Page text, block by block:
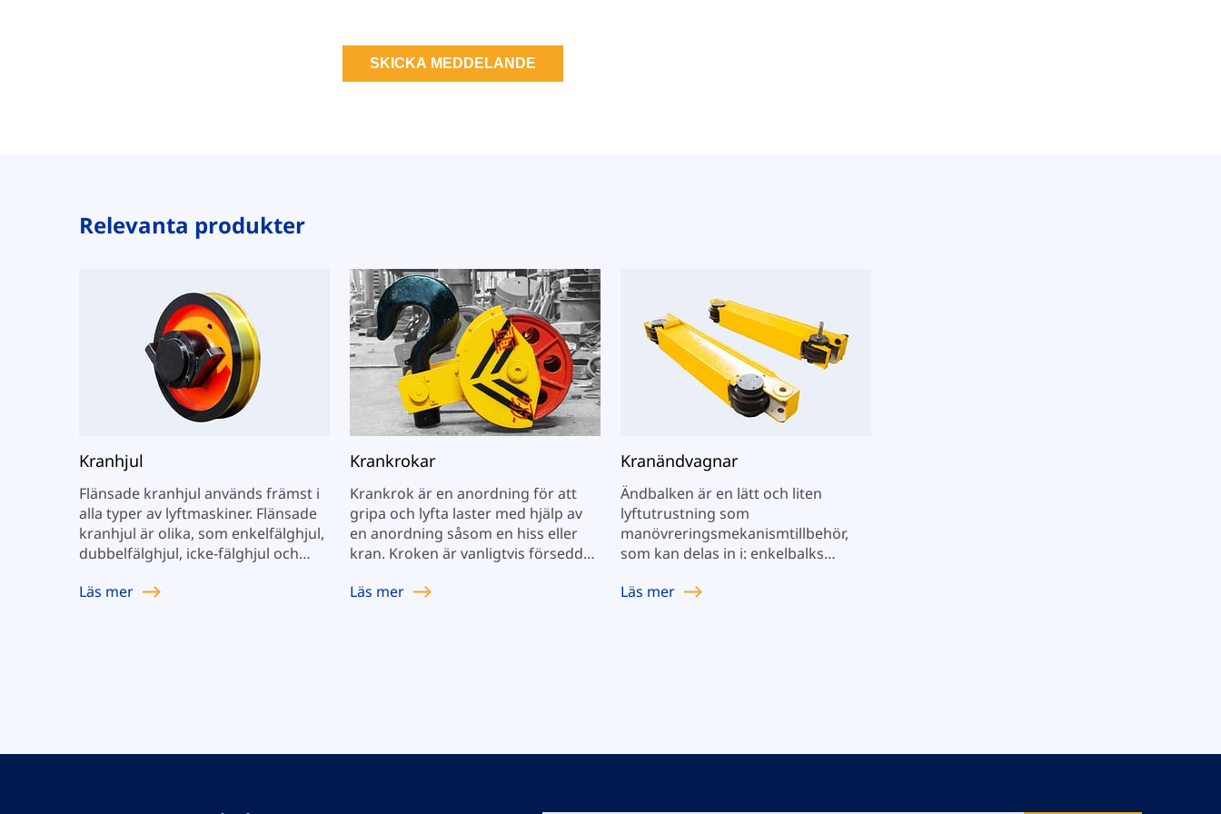
SKICKA MEDDELANDE
Relevanta produkter
Kranhjul
Flänsade kranhjul används främst i
alla typer av lyftmaskiner. Flänsade
kranhjul är olika, som enkelfälghjul,
dubbelfälghjul, icke-fälghjul och
Läs mer
Krankrokar
Krankrok är en anordning för att
gripa och lyfta laster med hjälp av
en anordning såsom en hiss eller
kran. Kroken är vanligtvis försedd
förhindra att lyftlinans sling, kedja
Läs mer
Kranändvagnar
Ändbalken är en lätt och liten
lyftutrustning som
manövreringsmekanismtillbehör,
som kan delas in i: enkelbalks
kranändbalk.
Läs mer